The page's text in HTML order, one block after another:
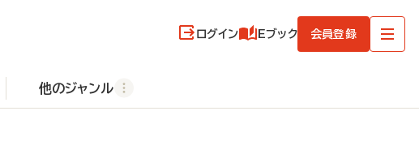
ログイン Eブック 会員登録
他のジャンル